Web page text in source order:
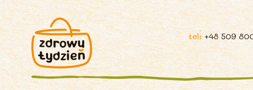
tel: +48 509